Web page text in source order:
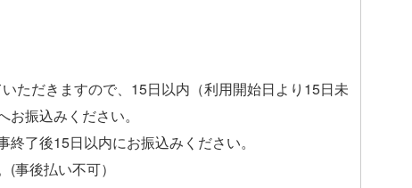
ただきますので、15日以内（利用開始日より15日未
振込みください。
了後15日以内にお振込みください。